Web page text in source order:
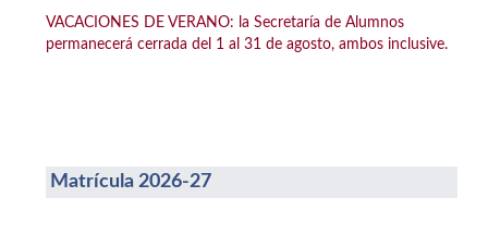
VACACIONES DE VERANO: la Secretaría de Alumnos
permanecerá cerrada del 1 al 31 de agosto, ambos inclusive.
Matrícula 2026-27